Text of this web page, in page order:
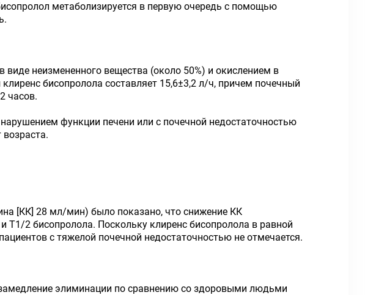
метаболизируется в первую очередь с помощью
неизмененного вещества (около 50%) и окислением в
бисопролола составляет 15,6±3,2 л/ч, причем почечный
часов.
функции печени или с почечной недостаточностью
[КК] 28 мл/мин) было показано, что снижение КК
Т1/2 бисопролола. Поскольку клиренс бисопролола в равной
с тяжелой почечной недостаточностью не отмечается.
элиминации по сравнению со здоровыми людьми